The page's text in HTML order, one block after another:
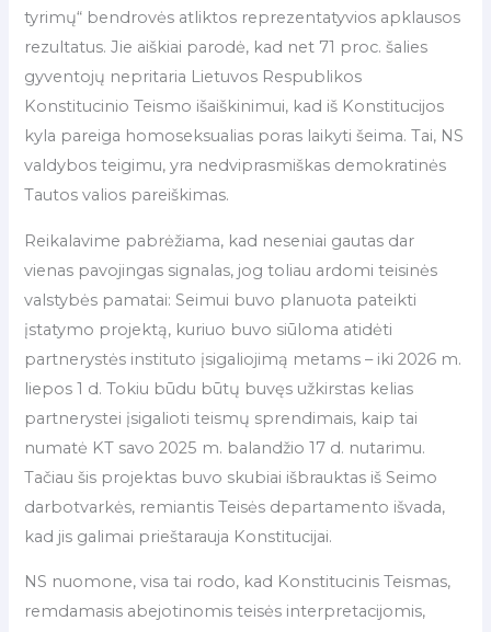
tyrimų“ bendrovės atliktos reprezentatyvios apklausos
rezultatus. Jie aiškiai parodė, kad net 71 proc. šalies
gyventojų nepritaria Lietuvos Respublikos
Konstitucinio Teismo išaiškinimui, kad iš Konstitucijos
kyla pareiga homoseksualias poras laikyti šeima. Tai, NS
valdybos teigimu, yra nedviprasmiškas demokratinės
Tautos valios pareiškimas.
Reikalavime pabrėžiama, kad neseniai gautas dar
vienas pavojingas signalas, jog toliau ardomi teisinės
valstybės pamatai: Seimui buvo planuota pateikti
įstatymo projektą, kuriuo buvo siūloma atidėti
partnerystės instituto įsigaliojimą metams – iki 2026 m.
liepos 1 d. Tokiu būdu būtų buvęs užkirstas kelias
partnerystei įsigalioti teismų sprendimais, kaip tai
numatė KT savo 2025 m. balandžio 17 d. nutarimu.
Tačiau šis projektas buvo skubiai išbrauktas iš Seimo
darbotvarkės, remiantis Teisės departamento išvada,
kad jis galimai prieštarauja Konstitucijai.
NS nuomone, visa tai rodo, kad Konstitucinis Teismas,
remdamasis abejotinomis teisės interpretacijomis,